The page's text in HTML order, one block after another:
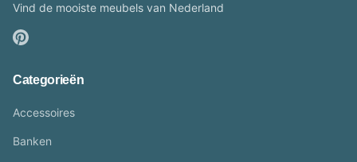
Vind de mooiste meubels van Nederland
Categorieën
Accessoires
Banken